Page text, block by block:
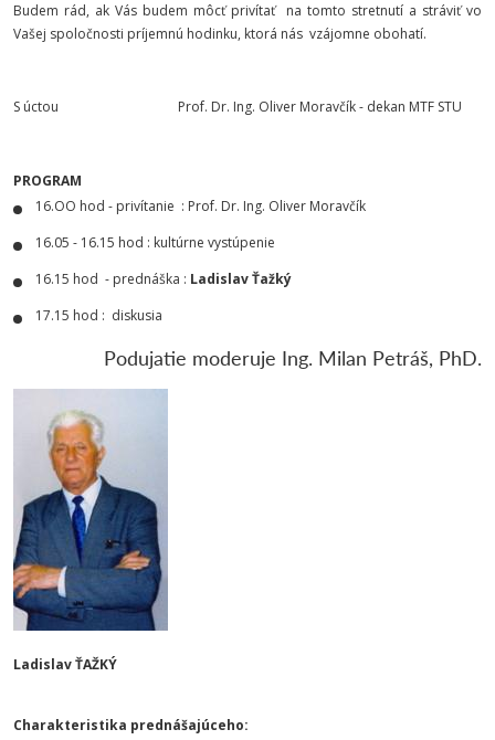
Budem rád, ak Vás budem môcť privítať na tomto stretnutí a stráviť vo
Vašej spoločnosti príjemnú hodinku, ktorá nás vzájomne obohatí.
S úctou Prof. Dr. Ing. Oliver Moravčík - dekan MTF STU
PROGRAM
16.OO hod - privítanie : Prof. Dr. Ing. Oliver Moravčík
16.05 - 16.15 hod : kultúrne vystúpenie
16.15 hod - prednáška : Ladislav Ťažký
17.15 hod : diskusia
Podujatie moderuje Ing. Milan Petráš, PhD.
Ladislav ŤAŽKÝ
Charakteristika prednášajúceho: